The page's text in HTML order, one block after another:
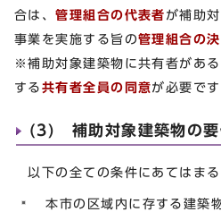
合は、管理組合の代表者 が補助
事業を実施する旨の管理組合の
※補助対象建築物に共有者があ
する 共有者全員の同意が必要で
(3) 補助対象建築物の要
以下の全ての条件にあてはまる
本市の区域内に存する建築